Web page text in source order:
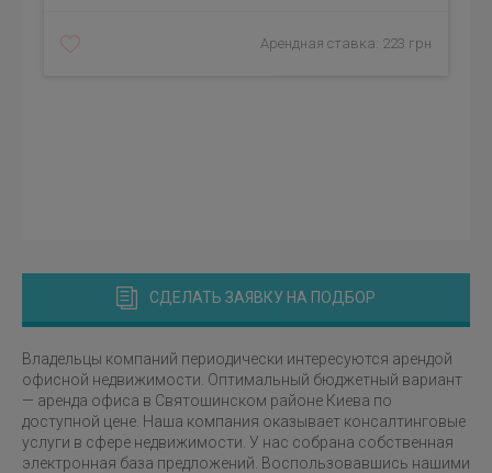
Арендная ставка: 223 грн
СДЕЛАТЬ ЗАЯВКУ НА ПОДБОР
Владельцы компаний периодически интересуются арендой
офисной недвижимости. Оптимальный бюджетный вариант
— аренда офиса в Святошинском районе Киева по
доступной цене. Наша компания оказывает консалтинговые
услуги в сфере недвижимости. У нас собрана собственная
электронная база предложений. Воспользовавшись нашими